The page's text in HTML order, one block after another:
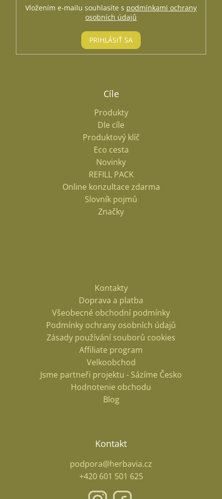
Vložením e-mailu souhlasíte s podmínkami ochrany
osobních údajů
PRIHLÁSIŤ SA
Cíle
Produkty
Dle cíle
Produktový klíč
Eco cesta
Novinky
REFILL PACK
Online konzultace zdarma
Slovník pojmů
Značky
Kontakty
Doprava a platba
Všeobecné obchodní podmínky
Podmínky ochrany osobních údajů
Zásady používání souborů cookies
Affiliate program
Velkoobchod
Jsme partneři projektu - Sázíme Česko
Hodnotenie obchodu
Blog
Kontakt
podpora@herbavia.cz
+420 601 501 625